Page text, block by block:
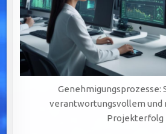
Genehmigungsprozesse:
verantwortungsvollem und
Projekterfolg